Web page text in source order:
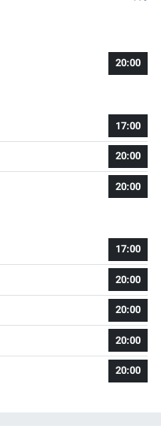
20:00
17:00
20:00
20:00
17:00
20:00
20:00
20:00
20:00